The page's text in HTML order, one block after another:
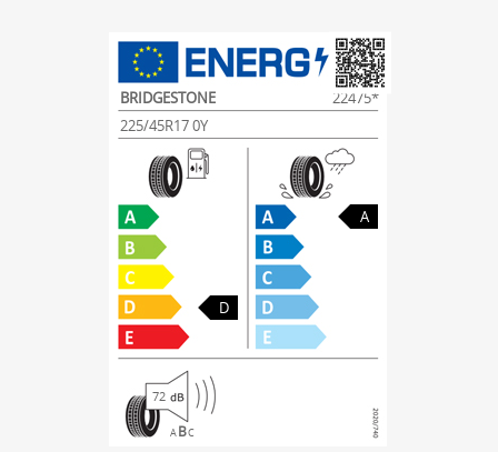
BRIDGESTONE
22475*
225/45R17 0Y
D
A
72
A BC